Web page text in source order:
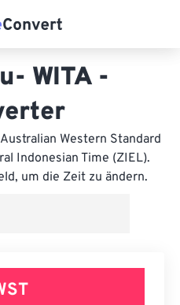
WITA -
Western Standard
Indonesian Time (ZIEL).
um die Zeit zu ändern.